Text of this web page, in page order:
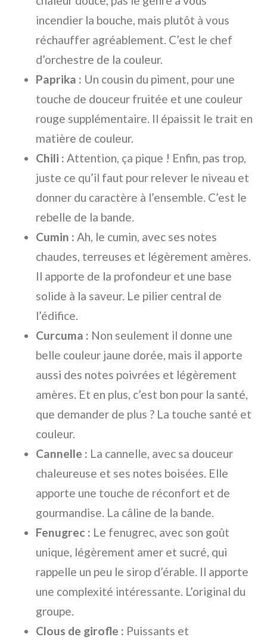
incendier la bouche, mais plutôt à vous
réchauffer agréablement. C’est le chef
d’orchestre de la couleur.
Paprika : Un cousin du piment, pour une
touche de douceur fruitée et une couleur
rouge supplémentaire. Il épaissit le trait en
matière de couleur.
Chili : Attention, ça pique ! Enfin, pas trop,
juste ce qu’il faut pour relever le niveau et
donner du caractère à l’ensemble. C’est le
rebelle de la bande.
Cumin : Ah, le cumin, avec ses notes
chaudes, terreuses et légèrement amères.
Il apporte de la profondeur et une base
solide à la saveur. Le pilier central de
l’édifice.
Curcuma : Non seulement il donne une
belle couleur jaune dorée, mais il apporte
aussi des notes poivrées et légèrement
amères. Et en plus, c’est bon pour la santé,
que demander de plus ? La touche santé et
couleur.
Cannelle : La cannelle, avec sa douceur
chaleureuse et ses notes boisées. Elle
apporte une touche de réconfort et de
gourmandise. La câline de la bande.
Fenugrec : Le fenugrec, avec son goût
unique, légèrement amer et sucré, qui
rappelle un peu le sirop d’érable. Il apporte
une complexité intéressante. L’original du
groupe.
Clous de girofle : Puissants et